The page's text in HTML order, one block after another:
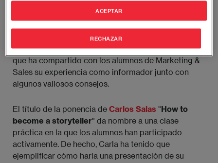
Carlos Salas, Profesor de Comunicación y
, ha impartido una Master Class en el
Campus de Madrid de EAE Business Schoolen la
que ha compartido con los alumnos de Marketing &
Sales su experiencia como informador junto con
algunos valiosos consejos.
El título de la ponencia de Carlos Salas "How to
become a storyteller" da nombre a una clase
práctica en la que los alumnos han participado
activamente. De hecho, Carla ha tenido que
ejemplificar cómo haría una presentación de su
RECHAZAR
ACEPTAR